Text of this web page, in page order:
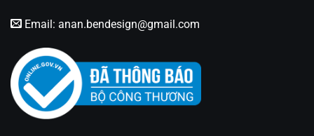
Fanpage:Đèn Trang Trí An An Decor
Email: anan.bendesign@gmail.com